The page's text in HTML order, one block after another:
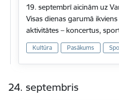
19. septembrī aicinām uz
Visas dienas garumā
aktivitātes – koncertus,
Kultūra Pasākums
24. septembris